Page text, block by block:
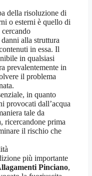
della risoluzione di
o esterni è quello di
alla struttura
in essa. Il
in qualsiasi
prevalentemente in
il problema
in quanto
provocati dall’acqua
tale da
ricercandone prima
il rischio che
più importante
Pinciano,